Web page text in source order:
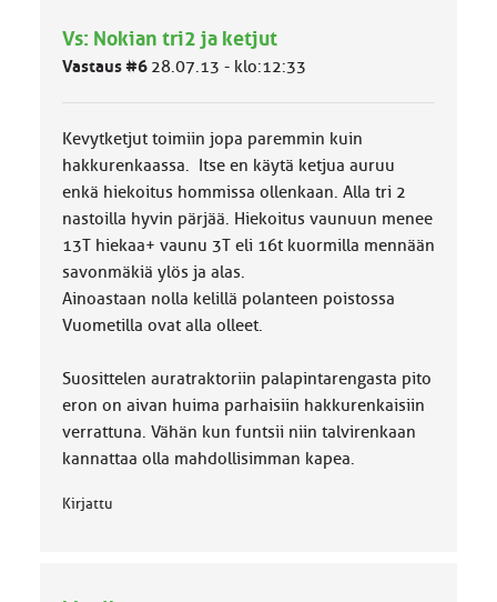
Vs: Nokian tri2 ja ketjut
Vastaus #6 28.07.13 - klo:12:33
Kevytketjut toimiin jopa paremmin kuin
hakkurenkaassa. Itse en käytä ketjua auruu
enkä hiekoitus hommissa ollenkaan. Alla tri 2
nastoilla hyvin pärjää. Hiekoitus vaunuun menee
13T hiekaa+ vaunu 3T eli 16t kuormilla mennään
savonmäkiä ylös ja alas.
Ainoastaan nolla kelillä polanteen poistossa
Vuometilla ovat alla olleet.
Suosittelen auratraktoriin palapintarengasta pito
eron on aivan huima parhaisiin hakkurenkaisiin
verrattuna. Vähän kun funtsii niin talvirenkaan
kannattaa olla mahdollisimman kapea.
Kirjattu